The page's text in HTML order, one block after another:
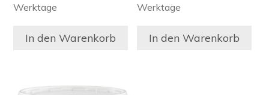
Werktage
In den Warenkorb
Werktage
In den Warenkorb